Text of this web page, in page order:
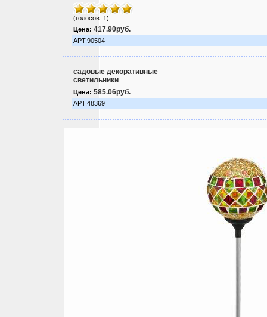
(голосов: 1)
Цена: 417.90руб.
АРТ.90504
садовые декоративные
светильники
Цена: 585.06руб.
АРТ.48369